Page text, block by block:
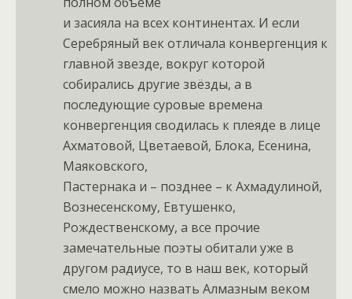
и засияла на всех континентах. И если
Серебряный век отличала конвергенция к
главной звезде, вокруг которой
собирались другие звёзды, а в
последующие суровые времена
конвергенция сводилась к плеяде в лице
Ахматовой, Цветаевой, Блока, Есенина,
Маяковского,
Пастернака и – позднее – к Ахмадулиной,
Вознесенскому, Евтушенко,
Рождественскому, а все прочие
замечательные поэты обитали уже в
другом радиусе, то в наш век, который
смело можно назвать Алмазным веком